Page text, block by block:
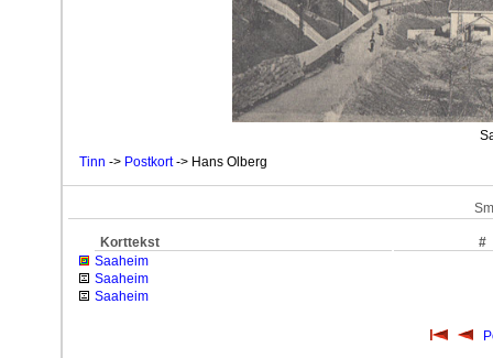
Tinn -> Postkort-> Hans Olberg
Korttekst
#
Saaheim
Saaheim
Saaheim